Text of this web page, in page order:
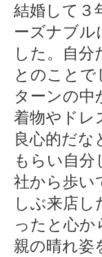
結婚して３
ーズナブル
した。自
とのこと
ターンの
着物やドレ
良心的だ
もらい自
社から歩い
しぶ来店
ったと心
親の晴れ姿